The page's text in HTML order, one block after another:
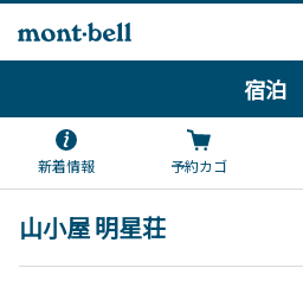
宿泊
新着情報 予約カゴ
山小屋 明星荘